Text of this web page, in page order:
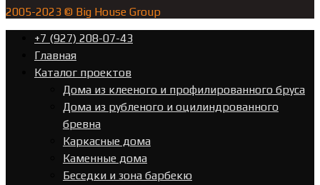
2005-2023 © Big House Group
+7 (927) 208-07-43
Главная
Каталог проектов
Дома из клееного и профилированного бруса
Дома из рубленого и оцилиндрованного
бревна
Каркасные дома
Каменные дома
Беседки и зона барбекю